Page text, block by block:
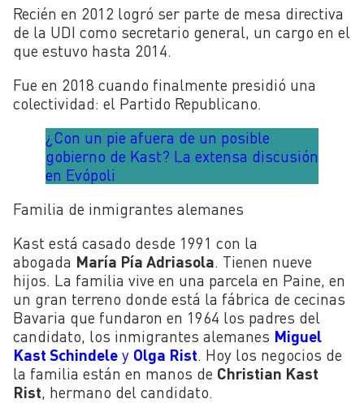
Recién en 2012 logró ser parte de mesa directiva
de la UDI como secretario general, un cargo en el
que estuvo hasta 2014.
Fue en 2018 cuando finalmente presidió una
colectividad: el Partido Republicano.
¿Con un pie afuera de un posible
gobierno de Kast? La extensa discusión
en Evópoli
Familia de inmigrantes alemanes
Kast está casado desde 1991 con la
abogada María Pía Adriasola. Tienen nueve
hijos. La familia vive en una parcela en Paine, en
un gran terreno donde está la fábrica de cecinas
Bavaria que fundaron en 1964 los padres del
candidato, los inmigrantes alemanes Miguel
Kast Schindele y Olga Rist. Hoy los negocios de
la familia están en manos de Christian Kast
Rist, hermano del candidato.